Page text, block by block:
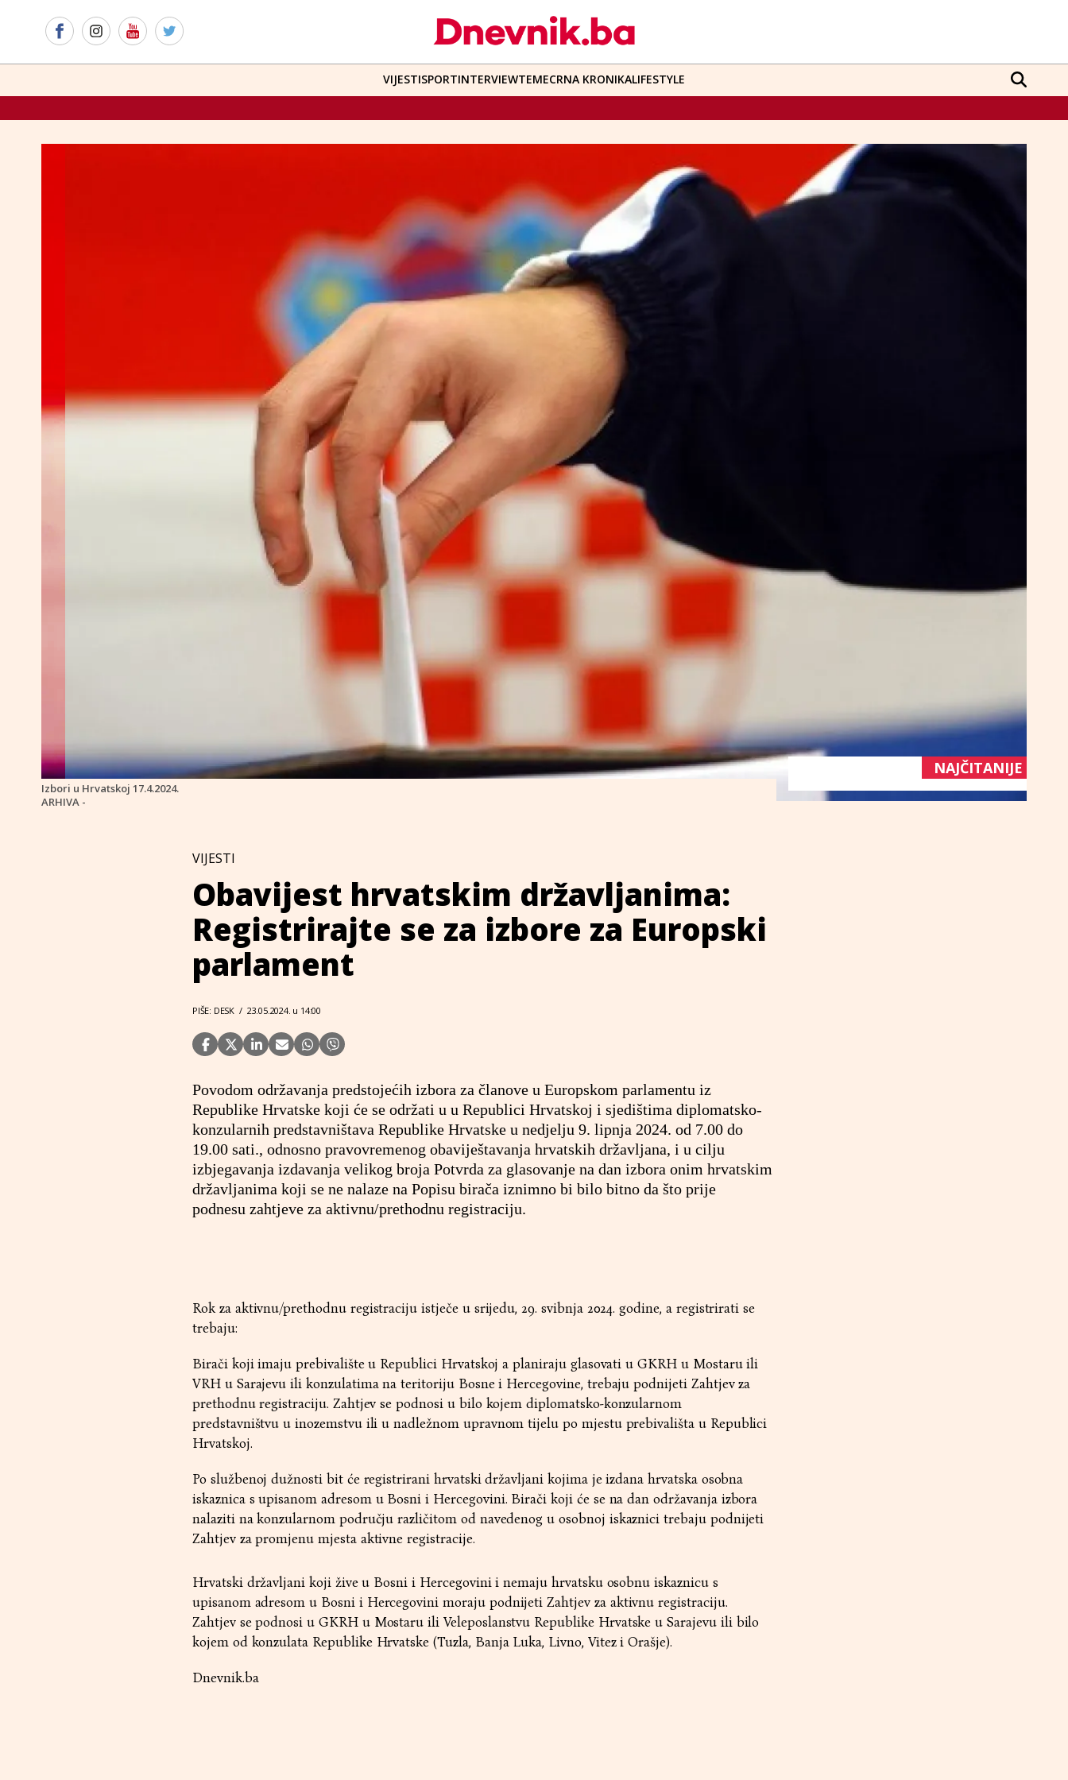
VIJESTISPORTINTERVIEWTEMECRNA KRONIKALIFESTYLE
Izbori u Hrvatskoj 17.4.2024.
ARHIVA -
VIJESTI
Obavijest hrvatskim državljanima:
Registrirajte se za izbore za Europski
parlament
PIŠE: DESK / 23.05.2024. u 14:00
Povodom održavanja predstojećih izbora za članove u Europskom parlamentu iz
Republike Hrvatske koji će se održati u u Republici Hrvatskoj i sjedištima diplomatsko-
konzularnih predstavništava Republike Hrvatske u nedjelju 9. lipnja 2024. od 7.00 do
19.00 sati., odnosno pravovremenog obaviještavanja hrvatskih državljana, i u cilju
izbjegavanja izdavanja velikog broja Potvrda za glasovanje na dan izbora onim hrvatskim
državljanima koji se ne nalaze na Popisu birača iznimno bi bilo bitno da što prije
podnesu zahtjeve za aktivnu/prethodnu registraciju.
Rok za aktivnu/prethodnu registraciju istječe u srijedu, 29. svibnja 2024. godine, a registrirati se
trebaju:
Birači koji imaju prebivalište u Republici Hrvatskoj a planiraju glasovati u GKRH u Mostaru ili
VRH u Sarajevu ili konzulatima na teritoriju Bosne i Hercegovine, trebaju podnijeti Zahtjev za
prethodnu registraciju. Zahtjev se podnosi u bilo kojem diplomatsko-konzularnom
predstavništvu u inozemstvu ili u nadležnom upravnom tijelu po mjestu prebivališta u Republici
Hrvatskoj.
Po službenoj dužnosti bit će registrirani hrvatski državljani kojima je izdana hrvatska osobna
iskaznica s upisanom adresom u Bosni i Hercegovini. Birači koji će se na dan održavanja izbora
nalaziti na konzularnom području različitom od navedenog u osobnoj iskaznici trebaju podnijeti
Zahtjev za promjenu mjesta aktivne registracije.
Hrvatski državljani koji žive u Bosni i Hercegovini i nemaju hrvatsku osobnu iskaznicu s
upisanom adresom u Bosni i Hercegovini moraju podnijeti Zahtjev za aktivnu registraciju.
Zahtjev se podnosi u GKRH u Mostaru ili Veleposlanstvu Republike Hrvatske u Sarajevu ili bilo
kojem od konzulata Republike Hrvatske (Tuzla, Banja Luka, Livno, Vitez i Orašje).
Dnevnik.ba
NAJČITANIJE